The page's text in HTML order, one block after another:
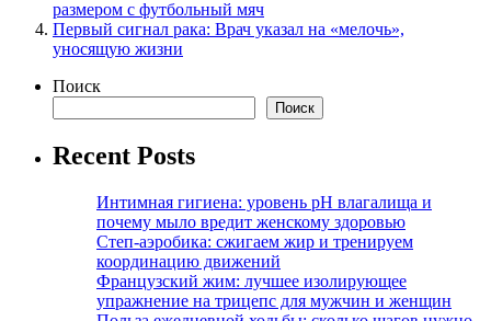
размером с футбольный мяч
Первый сигнал рака: Врач указал на «мелочь»,
уносящую жизни
Поиск
Поиск
Recent Posts
Интимная гигиена: уровень pH влагалища и
почему мыло вредит женскому здоровью
Степ-аэробика: сжигаем жир и тренируем
координацию движений
Французский жим: лучшее изолирующее
упражнение на трицепс для мужчин и женщин